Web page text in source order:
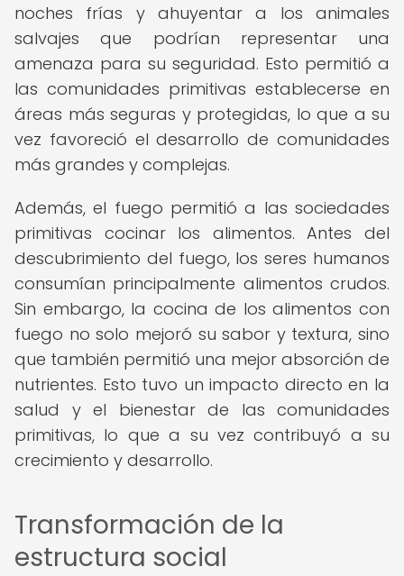
noches frías y ahuyentar a los animales
salvajes que podrían representar una
amenaza para su seguridad. Esto permitió a
las comunidades primitivas establecerse en
áreas más seguras y protegidas, lo que a su
vez favoreció el desarrollo de comunidades
más grandes y complejas.
Además, el fuego permitió a las sociedades
primitivas cocinar los alimentos. Antes del
descubrimiento del fuego, los seres humanos
consumían principalmente alimentos crudos.
Sin embargo, la cocina de los alimentos con
fuego no solo mejoró su sabor y textura, sino
que también permitió una mejor absorción de
nutrientes. Esto tuvo un impacto directo en la
salud y el bienestar de las comunidades
primitivas, lo que a su vez contribuyó a su
crecimiento y desarrollo.
Transformación de la
estructura social